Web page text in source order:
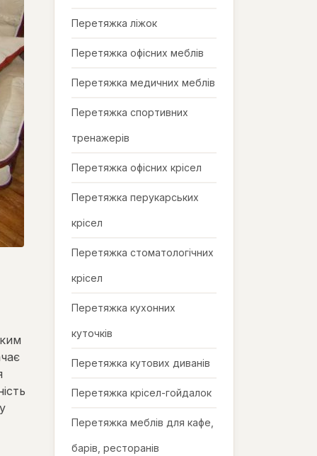
Перетяжка ліжок
Перетяжка офісних меблів
Перетяжка медичних меблів
Перетяжка спортивних
тренажерів
Перетяжка офісних крісел
Перетяжка перукарських
крісел
Перетяжка стоматологічних
крісел
Перетяжка кухонних
куточків
Перетяжка кутових диванів
Перетяжка крісел-гойдалок
Перетяжка меблів для кафе,
барів, ресторанів